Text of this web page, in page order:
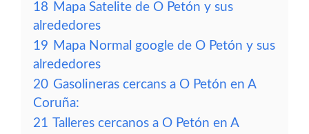
18 Mapa Satelite de O Petón y sus
alrededores
19 Mapa Normal google de O Petón y sus
alrededores
20 Gasolineras cercans a O Petón en A
Coruña:
21 Talleres cercanos a O Petón en A